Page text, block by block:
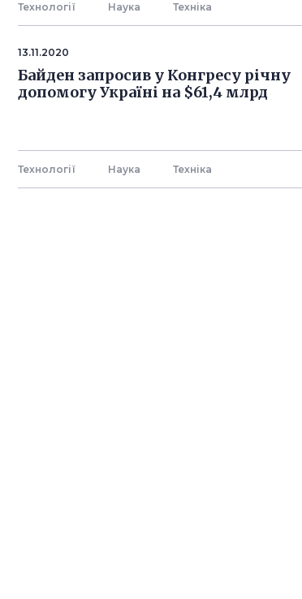
Технології Наука Технiка
13.11.2020
Байден запросив у Конгресу річну
допомогу Україні на $61,4 млрд
Технології Наука Технiка